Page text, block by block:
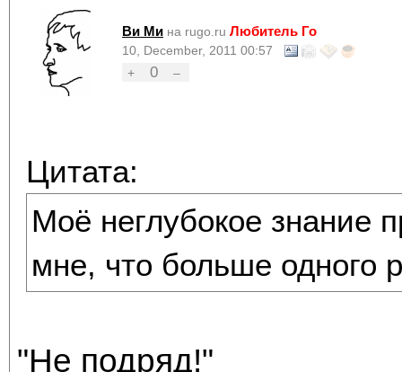
Ви Ми на rugo.ru Любитель Го
10, December, 2011 00:57
+
0 –
Цитата:
Моё неглубокое знание
мне, что больше одного
"Не подряд!"